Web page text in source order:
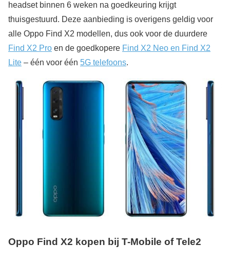
headset binnen 6 weken na goedkeuring krijgt
thuisgestuurd. Deze aanbieding is overigens geldig voor
alle Oppo Find X2 modellen, dus ook voor de duurdere
Find X2 Pro en de goedkopere Find X2 Neo en Find X2
Lite – één voor één 5G telefoons.
Oppo Find X2 kopen bij T-Mobile of Tele2